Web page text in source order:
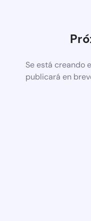
Se está creando
publicará en